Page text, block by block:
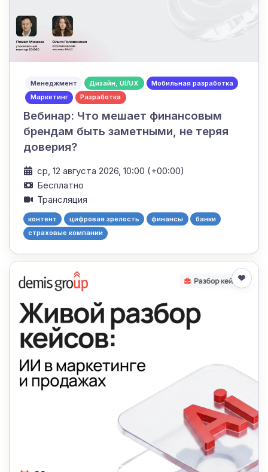
Менеджмент Дизайн, UI/UX
Мобильная разработка
Маркетинг
Разработка
Вебинар: Что мешает финансовым
брендам быть заметными, не теряя
доверия?
ср, 12 августа 2026, 10:00 (+00:00)
Бесплатно
Трансляция
контент цифровая зрелость финансы
банки
страховые компании